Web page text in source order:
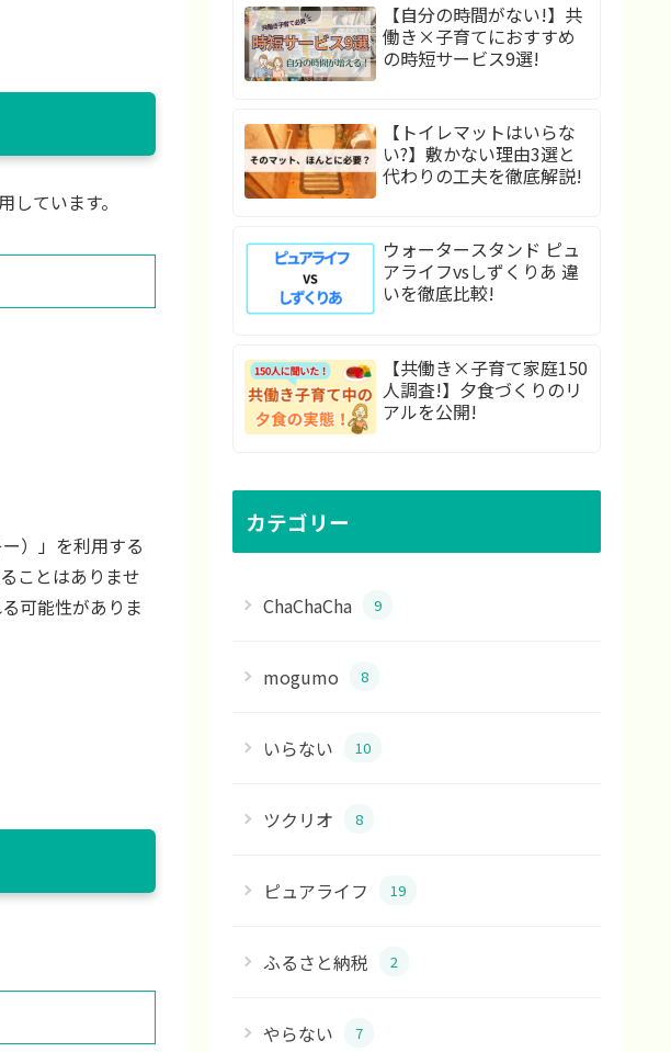
ています。
）」を利用する
ことはありませ
可能性がありま
【自分の時間がない!】共
働き×子育てにおすすめ
の時短サービス9選!
【トイレマットはいらな
い?】敷かない理由3選と
代わりの工夫を徹底解説!
ウォータースタンド ピュ
アライフvsしずくりあ 違
いを徹底比較!
【共働き×子育て家庭150
人調査!】夕食づくりのリ
アルを公開!
カテゴリー
ChaChaCha 9
mogumo 8
いらない 10
ツクリオ 8
ピュアライフ 19
ふるさと納税 2
やらない 7